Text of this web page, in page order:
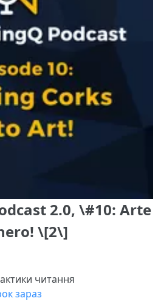
2.0, \#10: Arte
\[2\]
читання
зараз